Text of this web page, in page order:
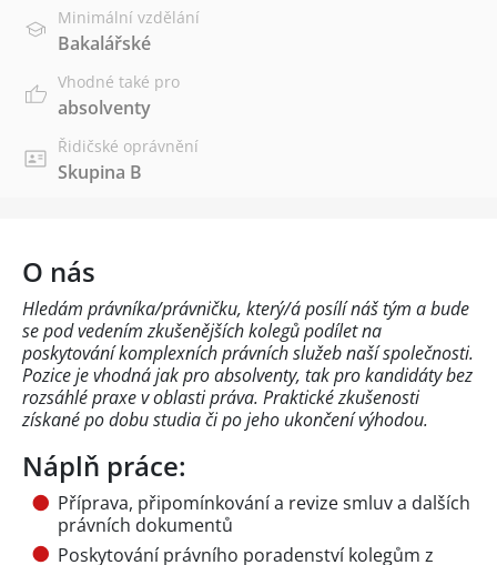
Minimální vzdělání
Bakalářské
Vhodné také pro
absolventy
Řidičské oprávnění
Skupina B
O nás
Hledám právníka/právničku, který/á posílí náš tým a bude
se pod vedením zkušenějších kolegů podílet na
poskytování komplexních právních služeb naší společnosti.
Pozice je vhodná jak pro absolventy, tak pro kandidáty bez
rozsáhlé praxe v oblasti práva. Praktické zkušenosti
získané po dobu studia či po jeho ukončení výhodou.
Náplň práce:
Příprava, připomínkování a revize smluv a dalších
právních dokumentů
Poskytování právního poradenství kolegům z